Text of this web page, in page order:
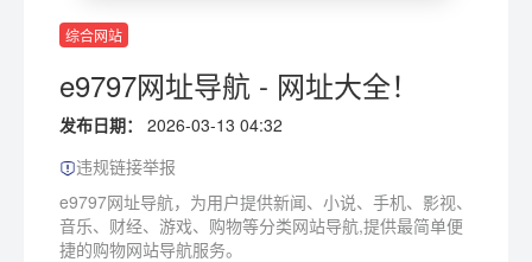
综合网站
e9797网址导航 - 网址大全！
发布日期：
2026-03-13 04:32
违规链接举报
e9797网址导航，为用户提供新闻、小说、手机、影视、
音乐、财经、游戏、购物等分类网站导航,提供最简单便
捷的购物网站导航服务。